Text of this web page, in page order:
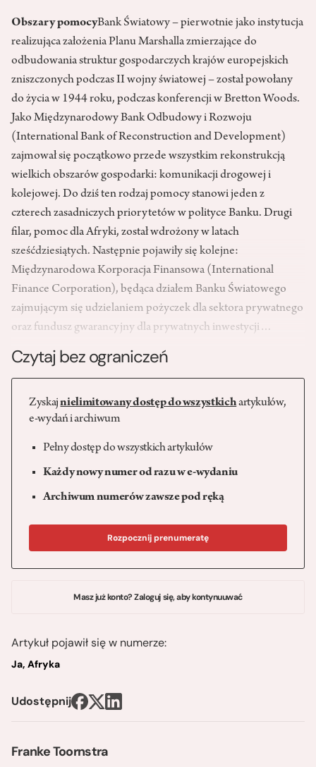
Franke Toornstra
Obszary pomocyBank Światowy – pierwotnie jako instytucja
realizująca założenia Planu Marshalla zmierzające do
odbudowania struktur gospodarczych krajów europejskich
zniszczonych podczas II wojny światowej – został powołany
do życia w 1944 roku, podczas konferencji w Bretton Woods.
Jako Międzynarodowy Bank Odbudowy i Rozwoju
(International Bank of Reconstruction and Development)
zajmował się początkowo przede wszystkim rekonstrukcją
wielkich obszarów gospodarki: komunikacji drogowej i
kolejowej. Do dziś ten rodzaj pomocy stanowi jeden z
czterech zasadniczych priorytetów w polityce Banku. Drugi
filar, pomoc dla Afryki, został wdrożony w latach
sześćdziesiątych. Następnie pojawiły się kolejne:
Międzynarodowa Korporacja Finansowa (International
Finance Corporation), będąca działem Banku Światowego
zajmującym się udzielaniem pożyczek dla sektora prywatnego
oraz fundusz gwarancyjny dla prywatnych inwestycji…
Czytaj bez ograniczeń
Zyskajnielimitowany dostęp do wszystkichartykułów,
e-wydań i archiwum
Pełny dostęp do wszystkich artykułów
Każdy nowy numer od razu w e-wydaniu
Archiwum numerów zawsze pod ręką
Rozpocznij prenumeratę
Masz już konto? Zaloguj się, aby kontynuuwać
Artykuł pojawił się w numerze:
Ja, Afryka
Udostępnij